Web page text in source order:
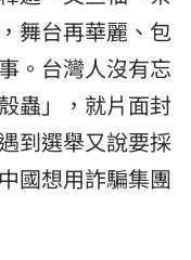
舞台再華麗、包
。台灣人沒有忘
蟲」，就片面封
到選舉又說要採
國想用詐騙集團